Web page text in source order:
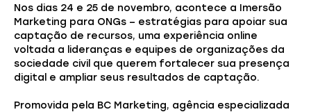
Nos dias 24 e 25 de novembro, acontece a Imersão
Marketing para ONGs – estratégias para apoiar sua
captação de recursos, uma experiência online
voltada a lideranças e equipes de organizações da
sociedade civil que querem fortalecer sua presença
digital e ampliar seus resultados de captação.
Promovida pela BC Marketing, agência especializada